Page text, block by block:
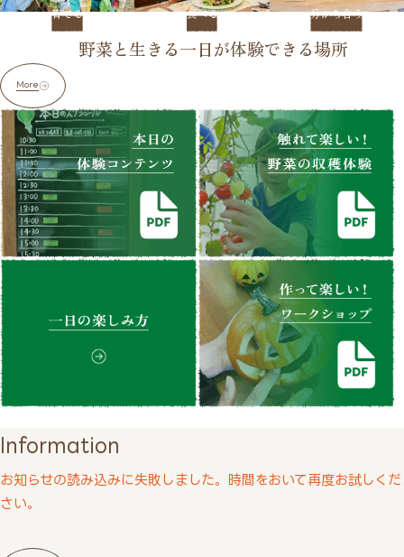
育てる 食べる 分かち合う
野菜と生きる一日が体験できる場所
More
Information
お知らせの読み込みに失敗しました。時間をおいて再度お試しくだ
さい。